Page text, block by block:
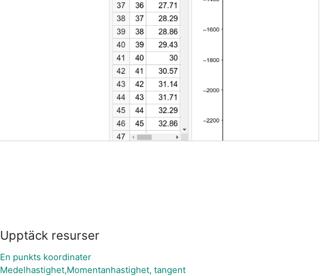
Upptäck resurser
En punkts koordinater
Medelhastighet,Momentanhastighet, tangent